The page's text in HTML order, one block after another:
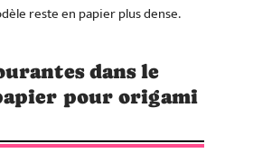
reste en papier plus dense.
dans le
pour origami